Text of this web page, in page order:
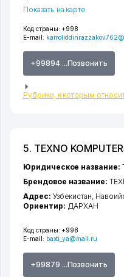
Код страны: +998
E-mail:
+99894 ...Позвонить
Рубрики, к которым
Показать на карте
5. TEXNO
Код страны: +998
E-mail: baxti_ya@mail.ru
+99879 ...Позвонить
Юридическое название:
Брендовое название:
Адрес: Узбекистан,
Ориентир: ДАРХАН